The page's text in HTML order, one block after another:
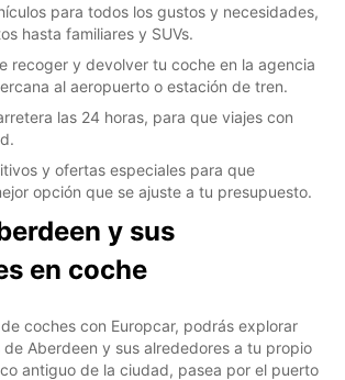
para todos los gustos y necesidades,
hasta familiares y SUVs.
recoger y devolver tu coche en la agencia
al aeropuerto o estación de tren.
las 24 horas, para que viajes con
y ofertas especiales para que
opción que se ajuste a tu presupuesto.
y sus
en coche
coches con Europcar, podrás explorar
Aberdeen y sus alrededores a tu propio
antiguo de la ciudad, pasea por el puerto